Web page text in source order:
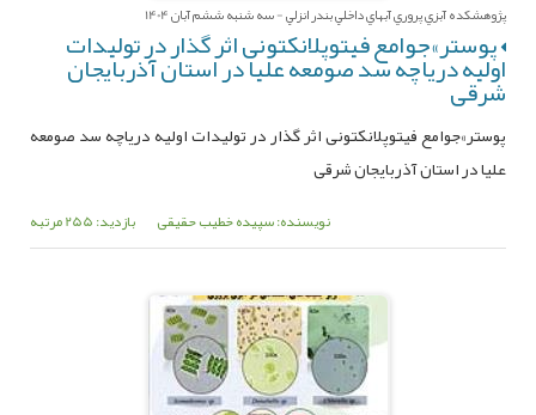
پژوهشکده آبزي پروري آبهاي داخلي بندر انزلي - سه شنبه ششم آبان 1404
پوستر»جوامع فیتوپلانکتونی اثر گذار در تولیدات
اولیه دریاچه سد صومعه علیا در استان آذربایجان
شرقی
پوستر»جوامع فیتوپلانکتونی اثر گذار در تولیدات اولیه دریاچه سد صومعه
علیا در استان آذربایجان شرقی
نویسنده: سپیده خطیب حقیقی بازدید: 255 مرتبه